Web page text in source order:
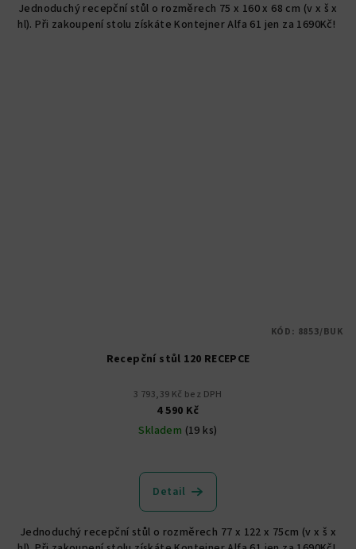
Jednoduchý recepční stůl o rozměrech 75 x 160 x 68 cm (v x š x
hl). Při zakoupení stolu získáte Kontejner Alfa 61 jen za 1690Kč!
Recepční stůl 120 RECEPCE
3 793,39 Kč bez DPH
4 590 Kč
Skladem (19 ks)
Detail
Jednoduchý recepční stůl o rozměrech 77 x 122 x 75cm (v x š x
KÓD: 8853/BUK